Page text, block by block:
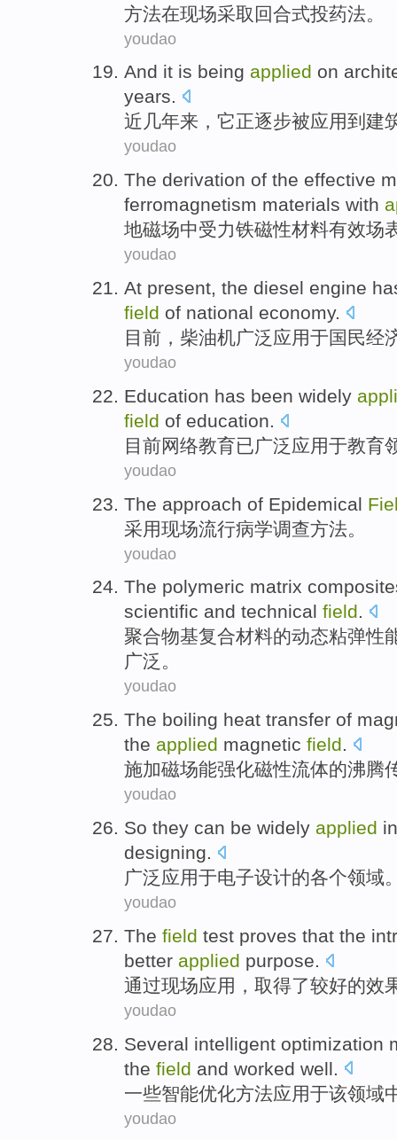
方法在现场采取 回合式投药法。
youdao
And it is being applied on
years.
近几年来， 它正逐步被应用到 建
youdao
The derivation of the effective
ferromagnetism materials with
地磁场中受力铁磁性材料有效场
youdao
At present, the diesel engine
field of national economy.
目前 ， 柴油机广泛应用于国民经
youdao
Education has been widely
field of education.
目前网络教育已广泛应用于教育
youdao
The approach of Epidemical
采用现场流行病学调查方法。
youdao
The polymeric matrix
scientific and technical field.
聚合物基复合材料的动态粘弹性
广泛。
youdao
The boiling heat transfer of
the applied magnetic field.
施加磁场能强化磁性流体的沸腾
youdao
So they can be widely applied
designing.
广泛应用于电子设计的各个领域
youdao
The field test proves that the
better applied purpose.
通过现场应用， 取得了较好的效
youdao
Several intelligent optimization
the field and worked well.
一些智能优化方法应用于该领域
youdao